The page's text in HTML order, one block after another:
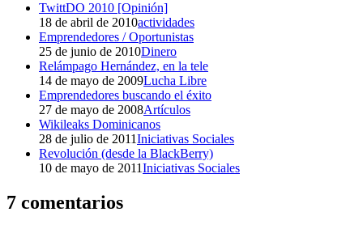
TwittDO 2010 [Opinión]
18 de abril de 2010actividades
Emprendedores / Oportunistas
25 de junio de 2010Dinero
Relámpago Hernández, en la tele
14 de mayo de 2009Lucha Libre
Emprendedores buscando el éxito
27 de mayo de 2008Artículos
Wikileaks Dominicanos
28 de julio de 2011Iniciativas Sociales
Revolución (desde la BlackBerry)
10 de mayo de 2011Iniciativas Sociales
7 comentarios